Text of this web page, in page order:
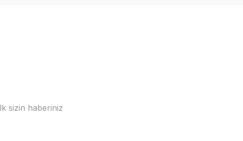
sizin haberiniz